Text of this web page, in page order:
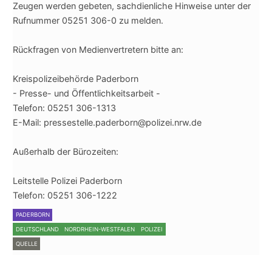
Zeugen werden gebeten, sachdienliche Hinweise unter der
Rufnummer 05251 306-0 zu melden.
Rückfragen von Medienvertretern bitte an:
Kreispolizeibehörde Paderborn
- Presse- und Öffentlichkeitsarbeit -
Telefon: 05251 306-1313
E-Mail: pressestelle.paderborn@polizei.nrw.de
Außerhalb der Bürozeiten:
Leitstelle Polizei Paderborn
Telefon: 05251 306-1222
PADERBORN
DEUTSCHLAND NORDRHEIN-WESTFALEN POLIZEI
QUELLE